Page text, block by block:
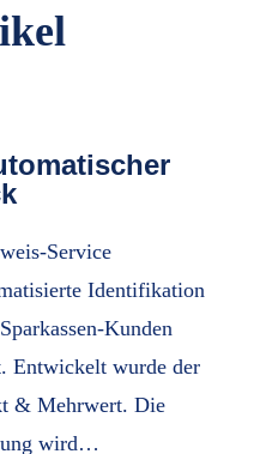
Service
Identifikation
Kunden
Entwickelt wurde der
& Mehrwert. Die
wird…